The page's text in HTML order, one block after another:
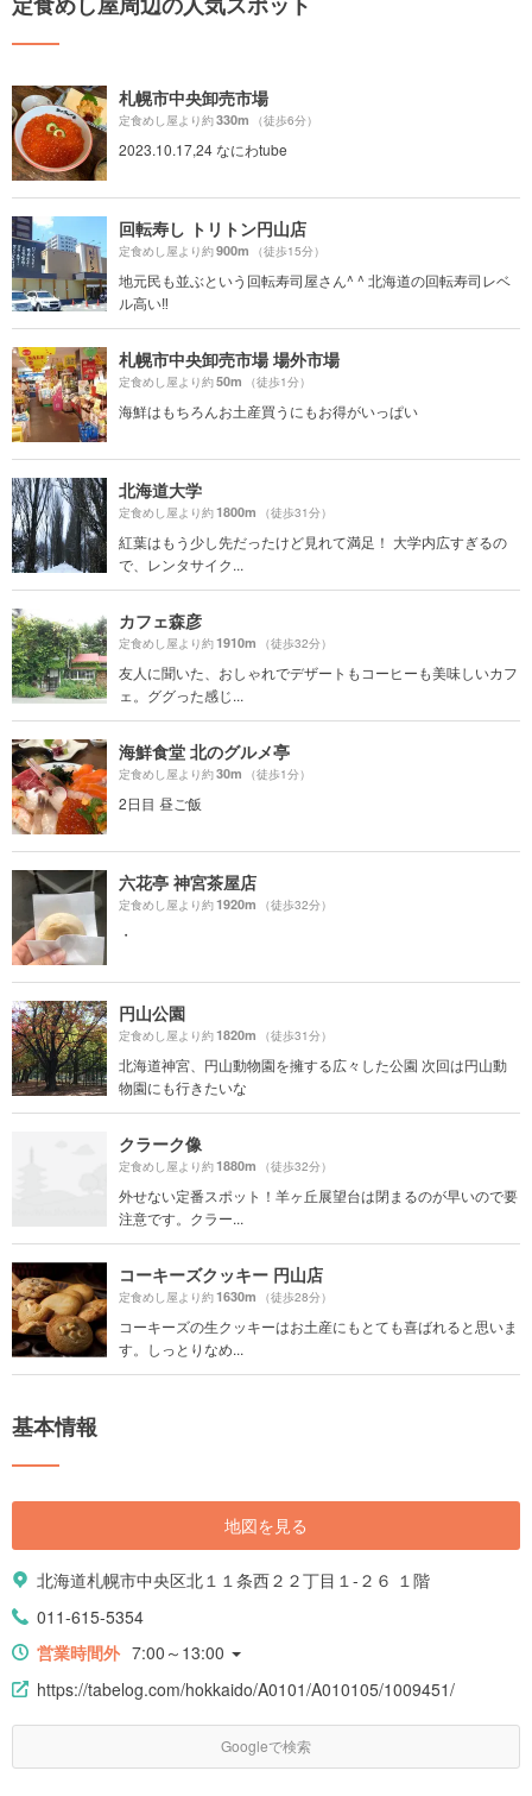
札幌市中央卸売市場
定食めし屋より約330m （徒歩6分）
2023.10.17,24 なにわtube
回転寿し トリトン円山店
定食めし屋より約900m （徒歩15分）
地元民も並ぶという回転寿司屋さん^ ^ 北海道の回転寿司レベ
ル高い‼️
札幌市中央卸売市場 場外市場
定食めし屋より約50m （徒歩1分）
海鮮はもちろんお土産買うにもお得がいっぱい
北海道大学
定食めし屋より約1800m （徒歩31分）
紅葉はもう少し先だったけど見れて満足！ 大学内広すぎるの
で、レンタサイク...
カフェ森彦
定食めし屋より約1910m （徒歩32分）
友人に聞いた、おしゃれでデザートもコーヒーも美味しいカフ
ェ。ググった感じ...
海鮮食堂 北のグルメ亭
定食めし屋より約30m （徒歩1分）
2日目 昼ご飯
六花亭 神宮茶屋店
定食めし屋より約1920m （徒歩32分）
・
円山公園
定食めし屋より約1820m （徒歩31分）
北海道神宮、円山動物園を擁する広々した公園 次回は円山動
物園にも行きたいな
クラーク像
定食めし屋より約1880m （徒歩32分）
外せない定番スポット！羊ヶ丘展望台は閉まるのが早いので要
注意です。クラー...
コーキーズクッキー 円山店
定食めし屋より約1630m （徒歩28分）
コーキーズの生クッキーはお土産にもとても喜ばれると思いま
す。しっとりなめ...
基本情報
地図を見る
北海道札幌市中央区北１１条西２２丁目１-２６ １階
011-615-5354
営業時間外 7:00～13:00
https://tabelog.com/hokkaido/A0101/A010105/1009451/
Googleで検索